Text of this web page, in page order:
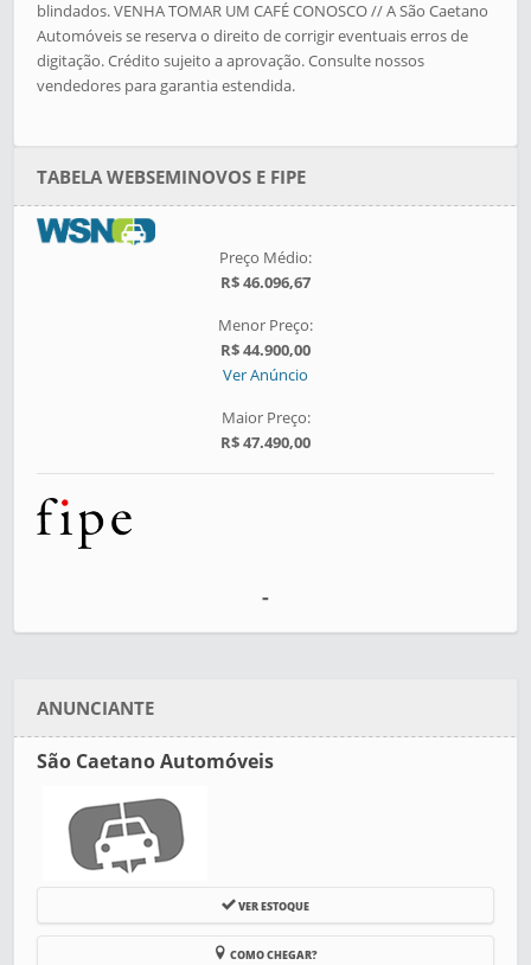
blindados. VENHA TOMAR UM CAFÉ CONOSCO // A São Caetano
Automóveis se reserva o direito de corrigir eventuais erros de
digitação. Crédito sujeito a aprovação. Consulte nossos
vendedores para garantia estendida.
TABELA WEBSEMINOVOS E FIPE
Preço Médio:
R$ 46.096,67
Menor Preço:
R$ 44.900,00
Ver Anúncio
Maior Preço:
R$ 47.490,00
-
ANUNCIANTE
São Caetano Automóveis
VER ESTOQUE
COMO CHEGAR?